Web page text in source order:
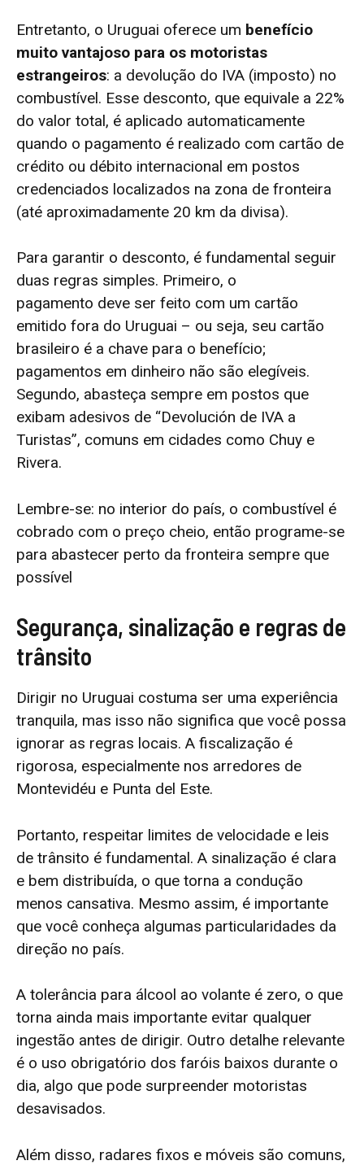
Entretanto, o Uruguai oferece um benefício
muito vantajoso para os motoristas
estrangeiros: a devolução do IVA (imposto) no
combustível. Esse desconto, que equivale a 22%
do valor total, é aplicado automaticamente
quando o pagamento é realizado com cartão de
crédito ou débito internacional em postos
credenciados localizados na zona de fronteira
(até aproximadamente 20 km da divisa).
Para garantir o desconto, é fundamental seguir
duas regras simples. Primeiro, o
pagamento deve ser feito com um cartão
emitido fora do Uruguai – ou seja, seu cartão
brasileiro é a chave para o benefício;
pagamentos em dinheiro não são elegíveis.
Segundo, abasteça sempre em postos que
exibam adesivos de “Devolución de IVA a
Turistas”, comuns em cidades como Chuy e
Rivera.
Lembre-se: no interior do país, o combustível é
cobrado com o preço cheio, então programe-se
para abastecer perto da fronteira sempre que
possível
Segurança, sinalização e regras de
trânsito
Dirigir no Uruguai costuma ser uma experiência
tranquila, mas isso não significa que você possa
ignorar as regras locais. A fiscalização é
rigorosa, especialmente nos arredores de
Montevidéu e Punta del Este.
Portanto, respeitar limites de velocidade e leis
de trânsito é fundamental. A sinalização é clara
e bem distribuída, o que torna a condução
menos cansativa. Mesmo assim, é importante
que você conheça algumas particularidades da
direção no país.
A tolerância para álcool ao volante é zero, o que
torna ainda mais importante evitar qualquer
ingestão antes de dirigir. Outro detalhe relevante
é o uso obrigatório dos faróis baixos durante o
dia, algo que pode surpreender motoristas
desavisados.
Além disso, radares fixos e móveis são comuns,